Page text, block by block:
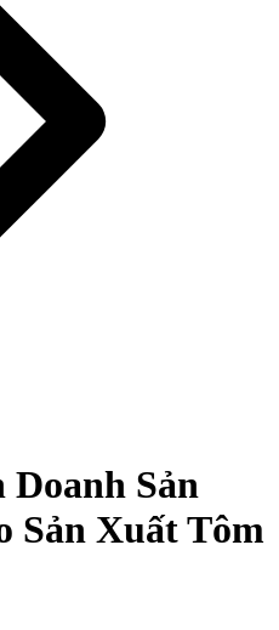
Sản
Sản Xuất Tôm